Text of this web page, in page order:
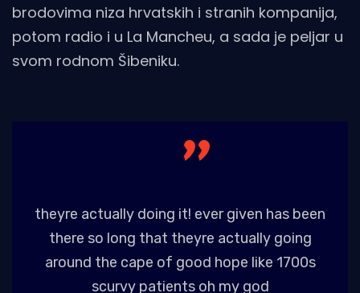
brodovima niza hrvatskih i stranih kompanija,
potom radio i u La Mancheu, a sada je peljar u
svom rodnom Šibeniku.
theyre actually doing it! ever given has been
there so long that theyre actually going
around the cape of good hope like 1700s
scurvy patients oh my god